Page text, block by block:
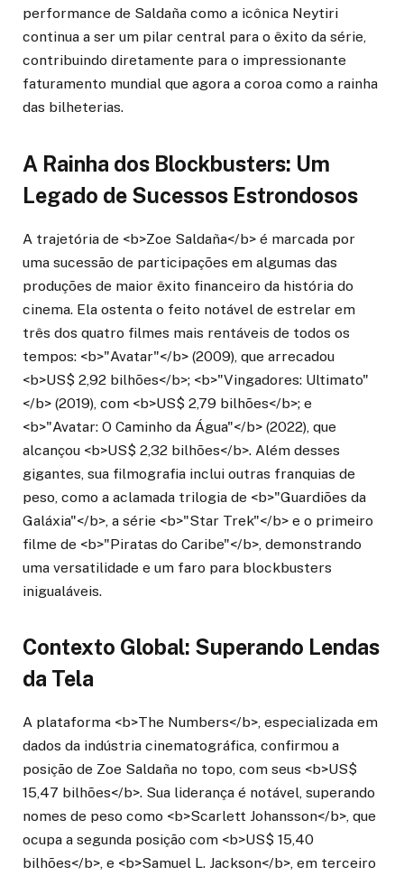
performance de Saldaña como a icônica Neytiri
continua a ser um pilar central para o êxito da série,
contribuindo diretamente para o impressionante
faturamento mundial que agora a coroa como a rainha
das bilheterias.
A Rainha dos Blockbusters: Um
Legado de Sucessos Estrondosos
A trajetória de <b>Zoe Saldaña</b> é marcada por
uma sucessão de participações em algumas das
produções de maior êxito financeiro da história do
cinema. Ela ostenta o feito notável de estrelar em
três dos quatro filmes mais rentáveis de todos os
tempos: <b>"Avatar"</b> (2009), que arrecadou
<b>US$ 2,92 bilhões</b>; <b>"Vingadores: Ultimato"
</b> (2019), com <b>US$ 2,79 bilhões</b>; e
<b>"Avatar: O Caminho da Água"</b> (2022), que
alcançou <b>US$ 2,32 bilhões</b>. Além desses
gigantes, sua filmografia inclui outras franquias de
peso, como a aclamada trilogia de <b>"Guardiões da
Galáxia"</b>, a série <b>"Star Trek"</b> e o primeiro
filme de <b>"Piratas do Caribe"</b>, demonstrando
uma versatilidade e um faro para blockbusters
inigualáveis.
Contexto Global: Superando Lendas
da Tela
A plataforma <b>The Numbers</b>, especializada em
dados da indústria cinematográfica, confirmou a
posição de Zoe Saldaña no topo, com seus <b>US$
15,47 bilhões</b>. Sua liderança é notável, superando
nomes de peso como <b>Scarlett Johansson</b>, que
ocupa a segunda posição com <b>US$ 15,40
bilhões</b>, e <b>Samuel L. Jackson</b>, em terceiro